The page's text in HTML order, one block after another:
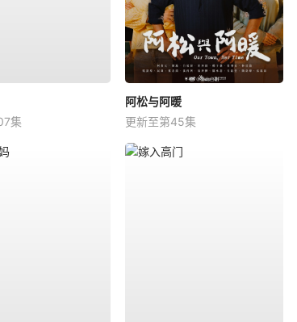
集
阿松与阿暖
更新至第45集